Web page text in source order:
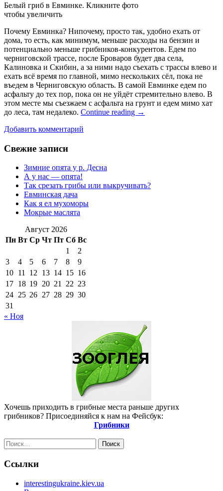
Белый гриб в Евминке. Кликните фото
чтобы увеличить
Почему Евминка? Нипочему, просто так, удобно ехать от
дома, то есть, как минимум, меньше расходы на бензин и
потенциально меньше грибников-конкурентов. Едем по
черниговской трассе, после Броваров будет два села,
Калиновка и Скибин, а за ними надо съехать с трассы влево и
ехать всё время по главной, мимо нескольких сёл, пока не
въедем в Черниговскую область. В самой Евминке едем по
асфальту до тех пор, пока он не уйдёт стремительно влево. В
этом месте мы съезжаем с асфальта на грунт и едем мимо хат
до леса, там недалеко. Continue reading →
Добавить комментарий
Свежие записи
Зимние опята у р. Десна
А у нас — опята!
Так срезать грибы или выкручивать?
Евминская дача
Как я ел мухоморы
Мокрые маслята
Август 2026
Пн Вт Ср Чт Пт Сб Вс
1
2
3
4 5 6 7 8
9
10 11 12 13 14 15 16
17 18 19 20 21 22 23
24 25 26 27 28 29 30
31
« Ноя
Хочешь приходить в грибные места раньше других
грибников? Присоединяйся к нам на Фейсбук:
Грибники
Найти:
Ссылки
interestingukraine.kiev.ua